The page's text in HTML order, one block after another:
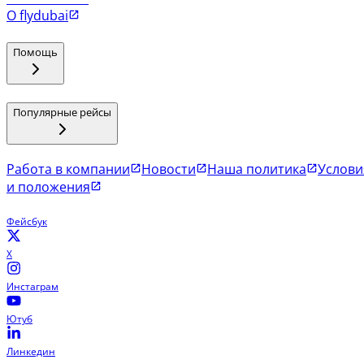
О flydubai
Помощь
Популярные рейсы
Работа в компании Новости Наша политика
и положения
Фейсбук
X
Инстаграм
Ютуб
Линкедин